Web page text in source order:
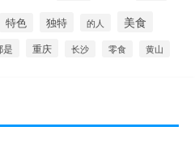
特色 独特 的人 美食
是 重庆 长沙 零食 黄山